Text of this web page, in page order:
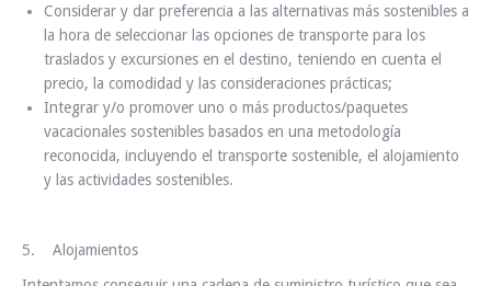
Considerar y dar preferencia a las alternativas más sostenibles a
la hora de seleccionar las opciones de transporte para los
traslados y excursiones en el destino, teniendo en cuenta el
precio, la comodidad y las consideraciones prácticas;
Integrar y/o promover uno o más productos/paquetes
vacacionales sostenibles basados en una metodología
reconocida, incluyendo el transporte sostenible, el alojamiento
y las actividades sostenibles.
5. Alojamientos